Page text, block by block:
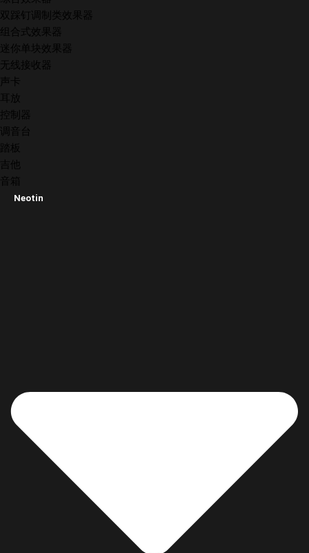
双踩钉调制类效果器
组合式效果器
迷你单块效果器
无线接收器
声卡
耳放
控制器
调音台
踏板
吉他
音箱
Neotin